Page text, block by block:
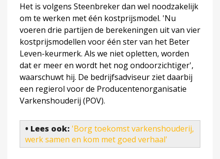
Het is volgens Steenbreker dan wel noodzakelijk
om te werken met één kostprijsmodel. 'Nu
voeren drie partijen de berekeningen uit van vier
kostprijsmodellen voor één ster van het Beter
Leven-keurmerk. Als we niet opletten, worden
dat er meer en wordt het nog ondoorzichtiger',
waarschuwt hij. De bedrijfsadviseur ziet daarbij
een regierol voor de Producentenorganisatie
Varkenshouderij (POV).
• Lees ook: 'Borg toekomst varkenshouderij,
werk samen en kom met goed verhaal'